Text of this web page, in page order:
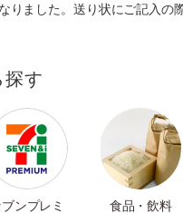
りました。送り状にご記入の
探す
ンプレミ
食品・飲料